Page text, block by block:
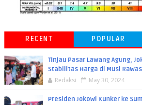
RECENT POPULAR
Tinjau Pasar Lawang Agung,
Stabilitas Harga di Musi
Redaksi May 30, 2024
Presiden Jokowi Kunker ke